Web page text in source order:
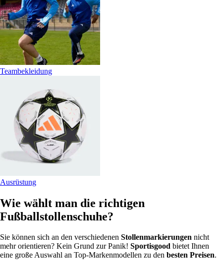
Teambekleidung
Ausrüstung
Wie wählt man die richtigen
Fußballstollenschuhe?
Sie können sich an den verschiedenen Stollenmarkierungen nicht
mehr orientieren? Kein Grund zur Panik! Sportisgood bietet Ihnen
eine große Auswahl an Top-Markenmodellen zu den besten Preisen.